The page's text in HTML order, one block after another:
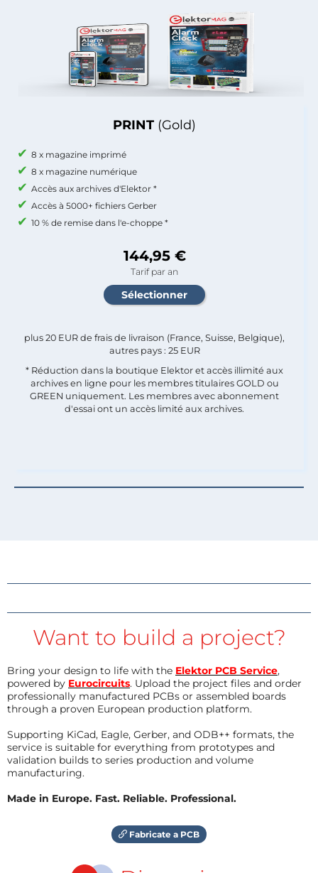
PRINT (Gold)
8 x magazine imprimé
8 x magazine numérique
Accès aux archives d'Elektor *
Accès à 5000+ fichiers Gerber
10 % de remise dans l'e-choppe *
144,95 €
Tarif par an
plus 20 EUR de frais de livraison (France, Suisse, Belgique),
autres pays : 25 EUR
* Réduction dans la boutique Elektor et accès illimité aux
archives en ligne pour les membres titulaires GOLD ou
GREEN uniquement. Les membres avec abonnement
d'essai ont un accès limité aux archives.
Want to build a project?
Bring your design to life with the Elektor PCB Service,
powered by Eurocircuits. Upload the project files and order
professionally manufactured PCBs or assembled boards
through a proven European production platform.
Supporting KiCad, Eagle, Gerber, and ODB++ formats, the
service is suitable for everything from prototypes and
validation builds to series production and volume
manufacturing.
Made in Europe. Fast. Reliable. Professional.
Fabricate a PCB